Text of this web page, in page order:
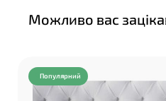
Можливо вас
Популярний